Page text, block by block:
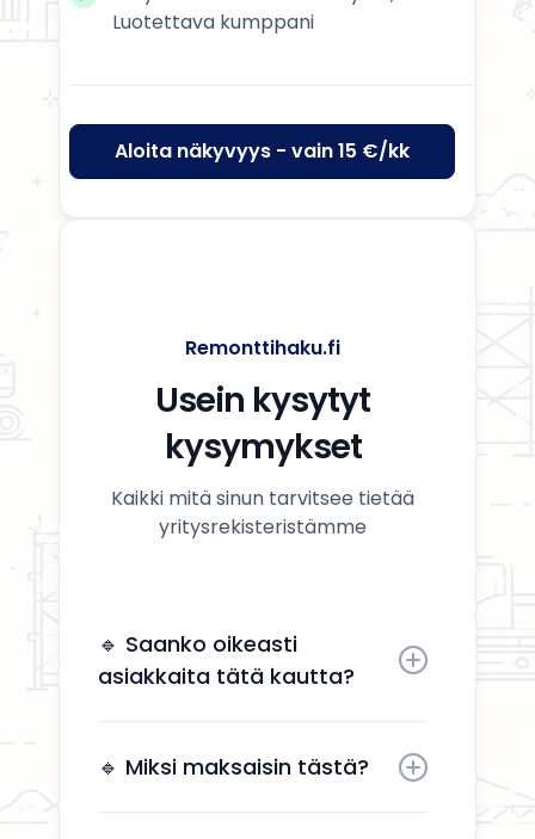
Luotettava kumppani
Aloita näkyvyys - vain 15 €/kk
Remonttihaku.fi
Usein kysytyt
kysymykset
Kaikki mitä sinun tarvitsee tietää
yritysrekisteristämme
🔹 Saanko oikeasti
asiakkaita tätä kautta?
jotka etsivät aktiivisesti
🔹 Miksi maksaisin tästä?